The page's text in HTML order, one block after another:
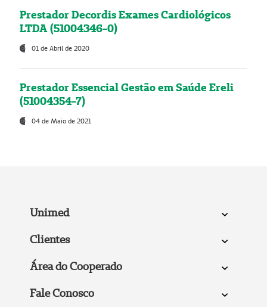
Prestador Decordis Exames Cardiológicos
LTDA (51004346-0)
01 de Abril de 2020
Prestador Essencial Gestão em Saúde Ereli
(51004354-7)
04 de Maio de 2021
Unimed
Clientes
Área do Cooperado
Fale Conosco